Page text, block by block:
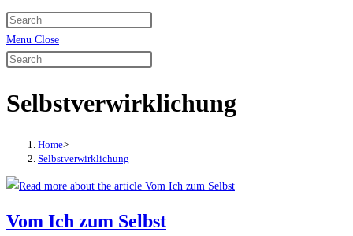
search
Menu Close
Search
website
Selbstverwirklichung
Home>
Selbstverwirklichung
Vom Ich zum Selbst